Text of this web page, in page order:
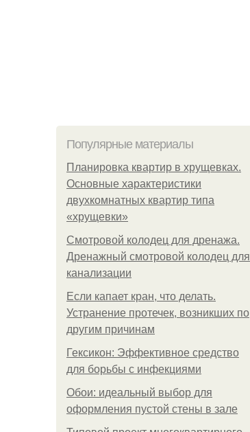
Популярные материалы
Планировка квартир в хрущевках.
Основные характеристики
двухкомнатных квартир типа
«хрущевки»
Смотровой колодец для дренажа.
Дренажный смотровой колодец для
канализации
Если капает кран, что делать.
Устранение протечек, возникших по
другим причинам
Гексикон: Эффективное средство
для борьбы с инфекциями
Обои: идеальный выбор для
оформления пустой стены в зале